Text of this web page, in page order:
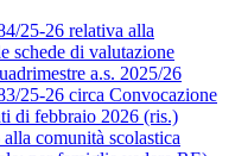
25-26 relativa alla
schede di valutazione
a.s. 2025/26
25-26 circa Convocazione
di febbraio 2026 (ris.)
comunità scolastica